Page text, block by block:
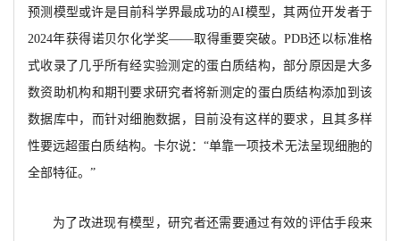
预测模型或许是目前科学界最成功的AI模型，其两位开发者于
2024年获得诺贝尔化学奖——取得重要突破。PDB还以标准格
式收录了几乎所有经实验测定的蛋白质结构，部分原因是大多
数资助机构和期刊要求研究者将新测定的蛋白质结构添加到该
数据库中，而针对细胞数据，目前没有这样的要求，且其多样
性要远超蛋白质结构。卡尔说：“单靠一项技术无法呈现细胞的
全部特征。”
为了改进现有模型，研究者还需要通过有效的评估手段来